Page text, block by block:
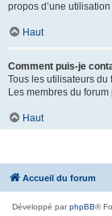
propos d’une
Haut
Comment puis-je
Tous les utilisateurs
Les membres du
Haut
Accueil du forum
Développé parphpBB®